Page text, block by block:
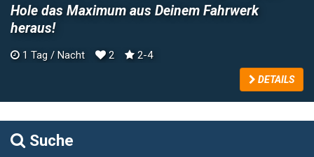
Hole das Maximum aus Deinem Fahrwerk
heraus!
1 Tag / Nacht 2 2-4
DETAILS
Suche